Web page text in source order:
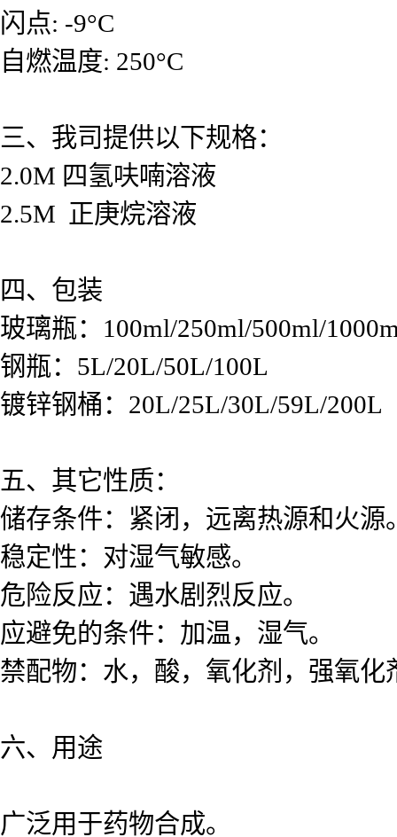
闪点: -9°C
自燃温度: 250°C
三、我司提供以下规格：
2.0M 四氢呋喃溶液
2.5M 正庚烷溶液
四、包装
玻璃瓶：100ml/250ml/500ml/
钢瓶：5L/20L/50L/100L
镀锌钢桶：20L/25L/30L/59L/200L
五、其它性质：
储存条件：紧闭，远离热源和火
稳定性：对湿气敏感。
危险反应：遇水剧烈反应。
应避免的条件：加温，湿气。
禁配物：水，酸，氧化剂，强氧化
六、用途
广泛用于药物合成。